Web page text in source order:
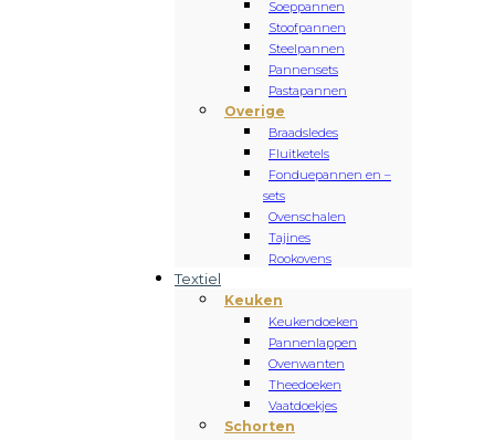
Soeppannen
Stoofpannen
Steelpannen
Pannensets
Pastapannen
Overige
Braadsledes
Fluitketels
Fonduepannen en –
sets
Ovenschalen
Tajines
Rookovens
Textiel
Keuken
Keukendoeken
Pannenlappen
Ovenwanten
Theedoeken
Vaatdoekjes
Schorten